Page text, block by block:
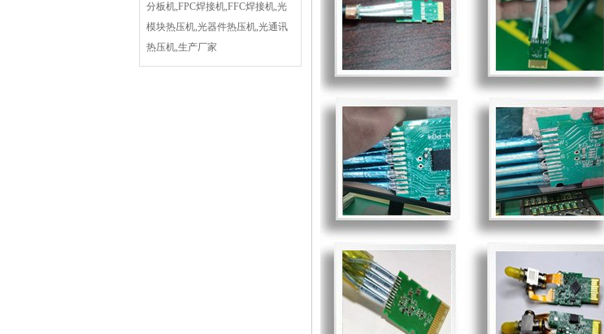
分板机,FPC焊接机,FFC焊接机,光
模块热压机,光器件热压机,光通讯
热压机,生产厂家